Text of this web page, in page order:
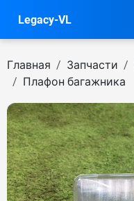
Legacy-VL
Главная Запчасти
Плафон багажника